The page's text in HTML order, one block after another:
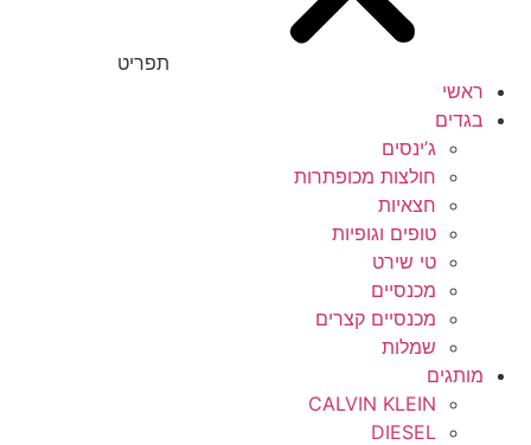
תפריט
ראשי
בגדים
ג’ינסים
חולצות מכופתרות
חצאיות
טופים וגופיות
טי שירט
מכנסיים
מכנסיים קצרים
שמלות
מותגים
CALVIN KLEIN
DIESEL